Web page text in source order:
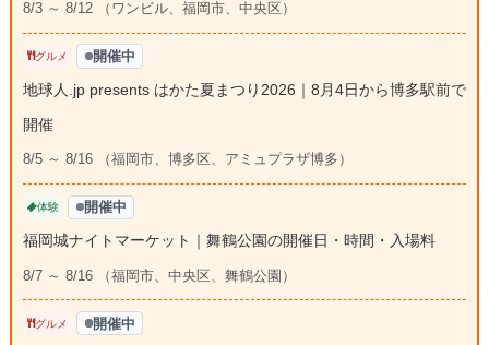
8/3 ～ 8/12 （ワンビル、福岡市、中央区）
グルメ 開催中
地球人.jp presents はかた夏まつり2026｜8月4日から博多駅前で
開催
8/5 ～ 8/16 （福岡市、博多区、アミュプラザ博多）
体験 開催中
福岡城ナイトマーケット｜舞鶴公園の開催日・時間・入場料
8/7 ～ 8/16 （福岡市、中央区、舞鶴公園）
グルメ 開催中